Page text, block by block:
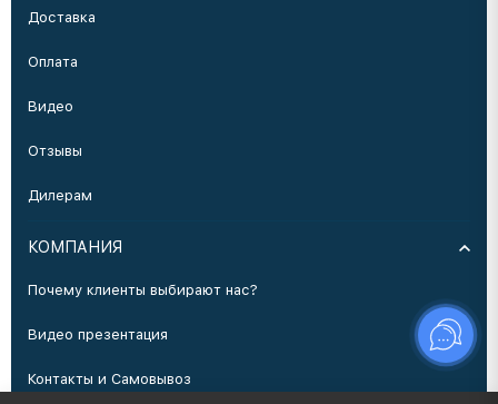
Доставка
Оплата
Видео
Отзывы
Дилерам
КОМПАНИЯ
Почему клиенты выбирают нас?
Видео презентация
Контакты и Самовывоз